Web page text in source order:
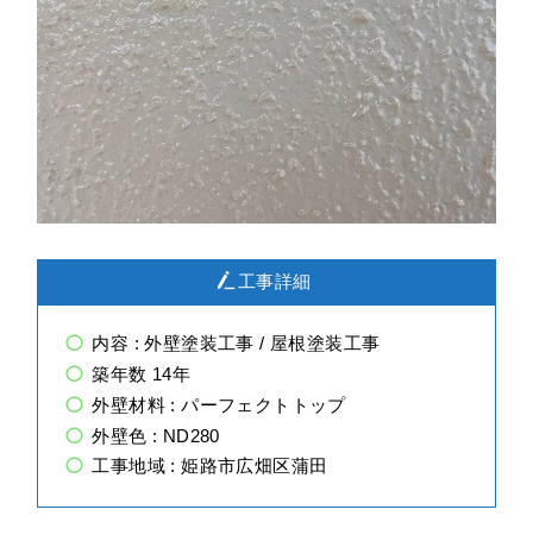
工事詳細
内容 : 外壁塗装工事 / 屋根塗装工事
築年数 14年
外壁材料 :パーフェクトトップ
外壁色 : ND280
工事地域 : 姫路市広畑区蒲田